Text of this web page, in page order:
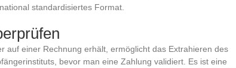
standardisiertes Format.
auf einer Rechnung erhält, ermöglicht das Extrahieren des
bevor man eine Zahlung validiert. Es ist eine